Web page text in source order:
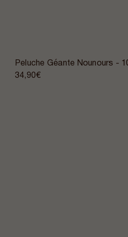
Peluche Géante Nounours -
34,90€